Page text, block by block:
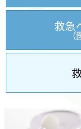
救急